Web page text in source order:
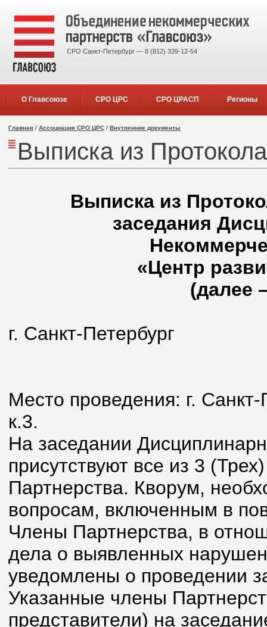
СРО Санкт-Петербург — 8 (812) 339-12-54
О Главсоюзе СРО ЦРС СРО ЦРАСП Регионы
Главная / Ассоциация СРО ЦРС / Внутренние документы
Выписка из
Выписка из
заседания
«Центр
(далее
г. Санкт-Петербург
Место проведения: г.
к.3.
На заседании
присутствуют все из 3
Партнерства. Кворум,
вопросам, включенным в
Члены Партнерства, в
дела о выявленных
уведомлены о проведении
Указанные члены
представители) на